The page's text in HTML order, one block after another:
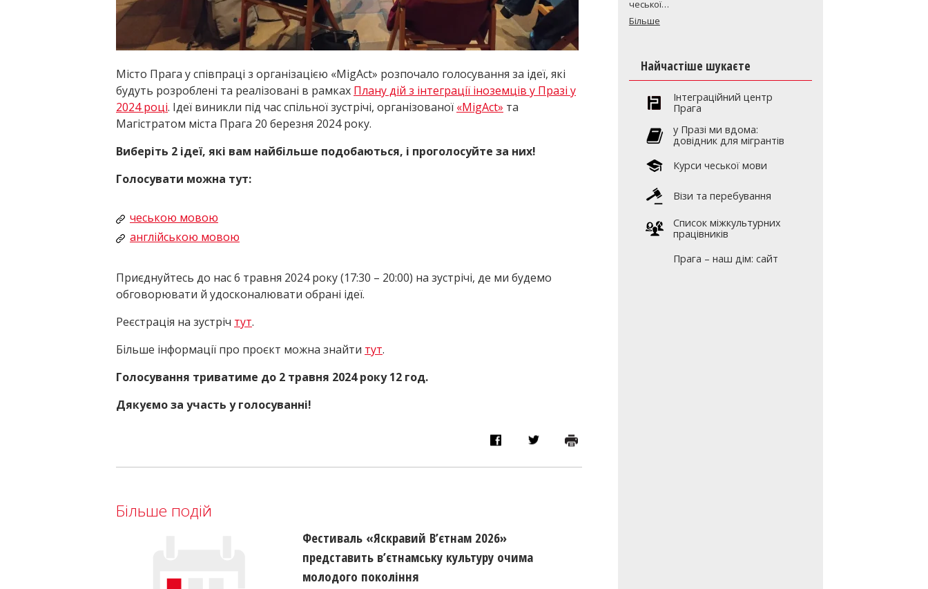
Місто Прага у співпраці з організацією «MigAct» розпочало голосування за ідеї, які
будуть розроблені та реалізовані в рамках Плану дій з інтеграції іноземців у Празі у
2024 році. Ідеї виникли під час спільної зустрічі, організованої «MigAct» та
Магістратом міста Прага 20 березня 2024 року.
Виберіть 2 ідеї, які вам найбільше подобаються, і проголосуйте за них!
Голосувати можна тут:
чеською мовою
англійською мовою
Приєднуйтесь до нас 6 травня 2024 року (17:30 – 20:00) на зустрічі, де ми будемо
обговорювати й удосконалювати обрані ідеї.
Реєстрація на зустріч тут.
Більше інформації про проєкт можна знайти тут.
Голосування триватиме до 2 травня 2024 року 12 год.
Дякуємо за участь у голосуванні!
Більше подій
Фестиваль «Яскравий В’єтнам 2026»
представить в’єтнамську культуру очима
молодого покоління
чеської…
Більше
Найчастіше шукаєте
Інтеграційний центр
Прага
y Празі ми вдома:
довідник для мігрантів
Курси чеської мови
Візи та перебування
Список міжкультурних
працівників
Прага – наш дім: сайт